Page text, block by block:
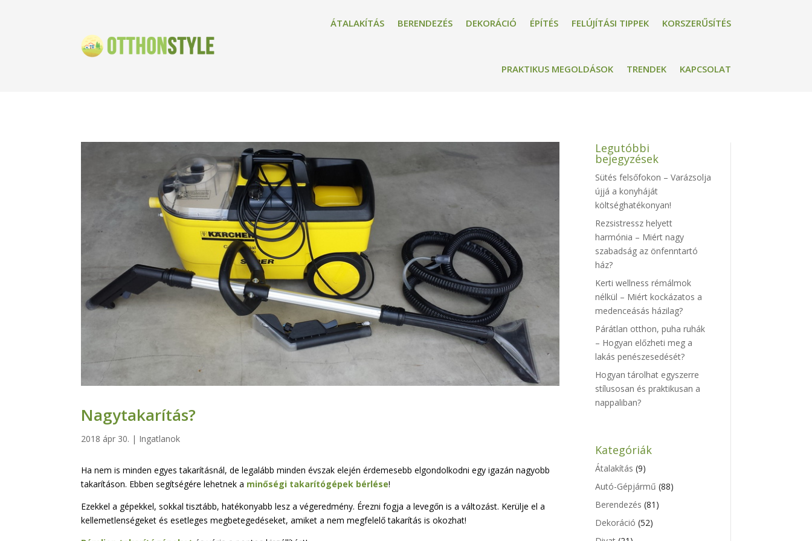
ÁTALAKÍTÁS BERENDEZÉS DEKORÁCIÓ ÉPÍTÉS FELÚJÍTÁSI TIPPEK KORSZERŰSÍTÉS
PRAKTIKUS MEGOLDÁSOK TRENDEK KAPCSOLAT
Nagytakarítás?
2018 ápr 30. | Ingatlanok
Ha nem is minden egyes takarításnál, de legalább minden évszak elején érdemesebb elgondolkodni egy igazán nagyobb
takarításon. Ebben segítségére lehetnek a minőségi takarítógépek bérlése!
Ezekkel a gépekkel, sokkal tisztább, hatékonyabb lesz a végeredmény. Érezni fogja a levegőn is a változást. Kerülje el a
kellemetlenségeket és esetleges megbetegedéseket, amiket a nem megfelelő takarítás is okozhat!
Legutóbbi
bejegyzések
Sütés felsőfokon – Varázsolja
újjá a konyháját
költséghatékonyan!
Rezsistressz helyett
harmónia – Miért nagy
szabadság az önfenntartó
ház?
Kerti wellness rémálmok
nélkül – Miért kockázatos a
medenceásás házilag?
Párátlan otthon, puha ruhák
– Hogyan előzheti meg a
lakás penészesedését?
Hogyan tárolhat egyszerre
stílusosan és praktikusan a
nappaliban?
Kategóriák
Átalakítás (9)
Autó-Gépjármű (88)
Berendezés (81)
Dekoráció (52)